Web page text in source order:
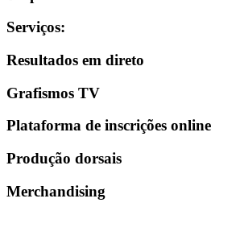
Serviços:
Resultados em direto
Grafismos TV
Plataforma de inscrições online
Produção dorsais
Merchandising